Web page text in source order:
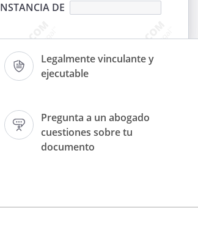
Legalmente vinculante y
ejecutable
Pregunta a un abogado
cuestiones sobre tu
documento
DE
nº
Juzgado me persono y digo: